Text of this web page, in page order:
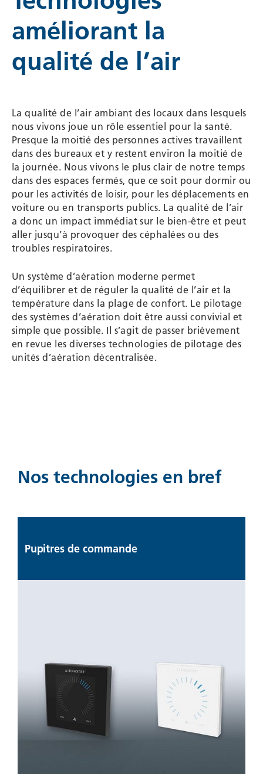
WESCO
améliorant la
qualité de l’air
La qualité de l’air ambiant des locaux dans lesquels
nous vivons joue un rôle essentiel pour la santé.
Presque la moitié des personnes actives travaillent
dans des bureaux et y restent environ la moitié de
la journée. Nous vivons le plus clair de notre temps
dans des espaces fermés, que ce soit pour dormir ou
pour les activités de loisir, pour les déplacements en
voiture ou en transports publics. La qualité de l’air
a donc un impact immédiat sur le bien-être et peut
aller jusqu’à provoquer des céphalées ou des
troubles respiratoires.
Un système d’aération moderne permet
d’équilibrer et de réguler la qualité de l’air et la
température dans la plage de confort. Le pilotage
des systèmes d’aération doit être aussi convivial et
simple que possible. Il s’agit de passer brièvement
en revue les diverses technologies de pilotage des
unités d’aération décentralisée.
Nos technologies en bref
Pupitres de commande